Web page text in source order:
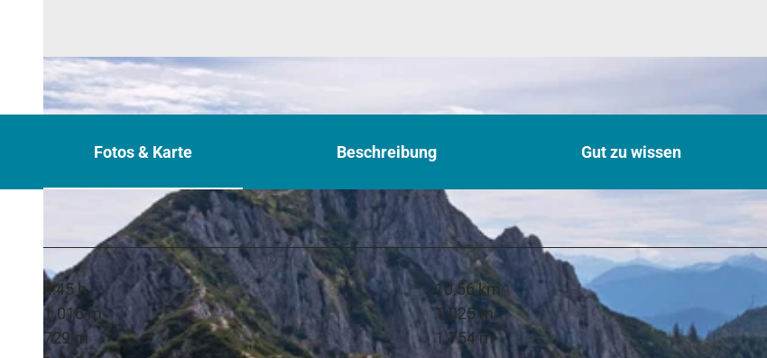
Fotos & Karte Beschreibung Gut zu wissen
4:45 h
10,56 km
1.016 m
1.025 m
729 m
1.754 m